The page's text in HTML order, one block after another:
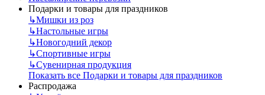
Подарки и товары для праздников
↳Мишки из роз
↳Настольные игры
↳Новогодний декор
↳Спортивные игры
↳Сувенирная продукция
Показать все Подарки и товары для праздников
Распродажа